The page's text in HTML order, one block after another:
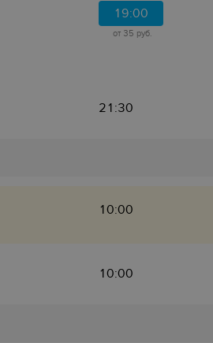
19:00
от 35 руб.
21:30
10:00
10:00